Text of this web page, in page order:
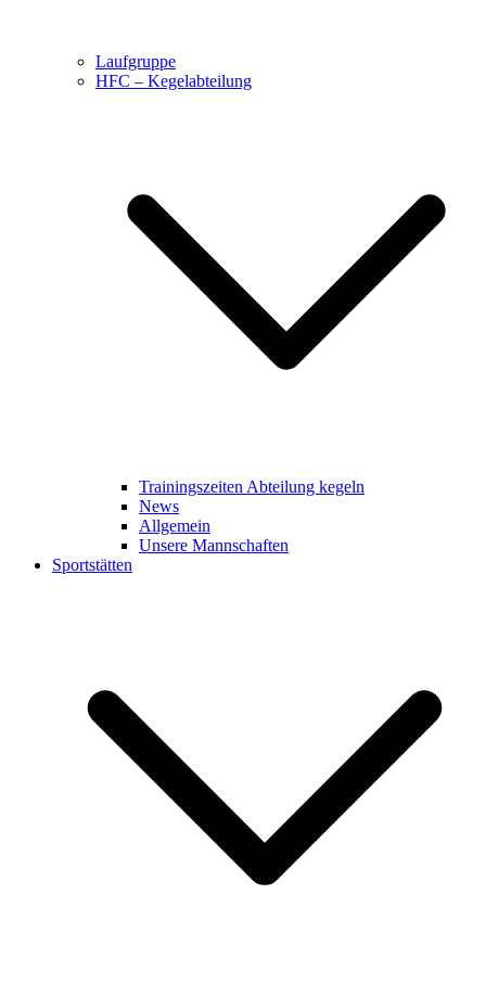
Laufgruppe
HFC – Kegelabteilung
Trainingszeiten Abteilung kegeln
News
Allgemein
Unsere Mannschaften
Sportstätten